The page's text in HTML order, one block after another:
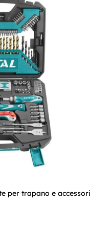
per trapano e accessori